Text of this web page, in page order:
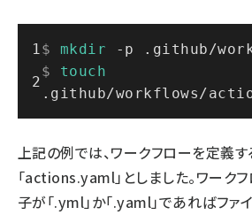
$ mkdir -p .github/
$ touch
.github/workflows/
上記の例では、ワークフローを定義す
「actions.yaml」としました。ワーク
子が「.yml」か「.yaml」であればファ